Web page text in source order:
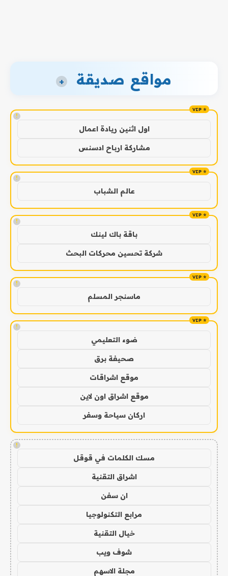
مواقع صديقة +
!
اول اثنين ريادة اعمال
مشاركة ارباح ادسنس
!
عالم الشباب
!
باقة باك لينك
شركة تحسين محركات البحث
!
ماسنجر المسلم
!
ضوء التعليمي
صحيفة برق
موقع اشراقات
موقع اشراق اون لاين
اركان سياحة وسفر
!
مسك الكلمات في قوقل
اشراق التقنية
ان سفن
مرابع التكنولوجيا
خيال التقنية
شوف ويب
مجلة الاسهم